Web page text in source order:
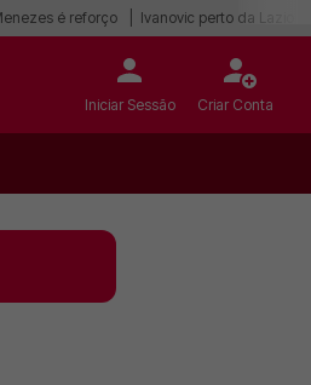
é reforço Ivanovic perto da Lazio
Iniciar Sessão Criar Conta